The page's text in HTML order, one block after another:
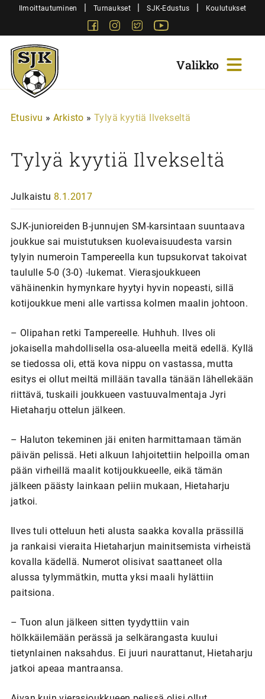
SiirryIlmoittautuminen | Turnaukset | SJK-Edustus | Koulutukset
FacebookInstagram
Twitter
Sjk-
Juniorit
Etusivu » Arkisto » Tylyä kyytiä Ilvekseltä
Tylyä kyytiä Ilvekseltä
Julkaistu 8.1.2017
SJK-junioreiden B-junnujen SM-karsintaan suuntaava
joukkue sai muistutuksen kuolevaisuudesta varsin
tylyin numeroin Tampereella kun tupsukorvat takoivat
taululle 5-0 (3-0) -lukemat. Vierasjoukkueen
vähäinenkin hymynkare hyytyi hyvin nopeasti, sillä
kotijoukkue meni alle vartissa kolmen maalin johtoon.
– Olipahan retki Tampereelle. Huhhuh. Ilves oli
jokaisella mahdollisella osa-alueella meitä edellä. Kyllä
se tiedossa oli, että kova nippu on vastassa, mutta
esitys ei ollut meiltä millään tavalla tänään lähellekään
riittävä, tuskaili joukkueen vastuuvalmentaja Jyri
Hietaharju ottelun jälkeen.
– Haluton tekeminen jäi eniten harmittamaan tämän
päivän pelissä. Heti alkuun lahjoitettiin helpoilla oman
pään virheillä maalit kotijoukkueelle, eikä tämän
jälkeen päästy lainkaan peliin mukaan, Hietaharju
jatkoi.
Ilves tuli otteluun heti alusta saakka kovalla prässillä
ja rankaisi vieraita Hietaharjun mainitsemista virheistä
kovalla kädellä. Numerot olisivat saattaneet olla
alussa tylymmätkin, mutta yksi maali hylättiin
paitsiona.
– Tuon alun jälkeen sitten tyydyttiin vain
hölkkäilemään perässä ja selkärangasta kuului
tietynlainen naksahdus. Ei juuri naurattanut, Hietaharju
jatkoi apeaa mantraansa.